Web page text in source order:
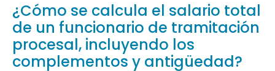
¿Cómo se calcula el salario total
de un funcionario de tramitación
procesal, incluyendo los
complementos y antigüedad?